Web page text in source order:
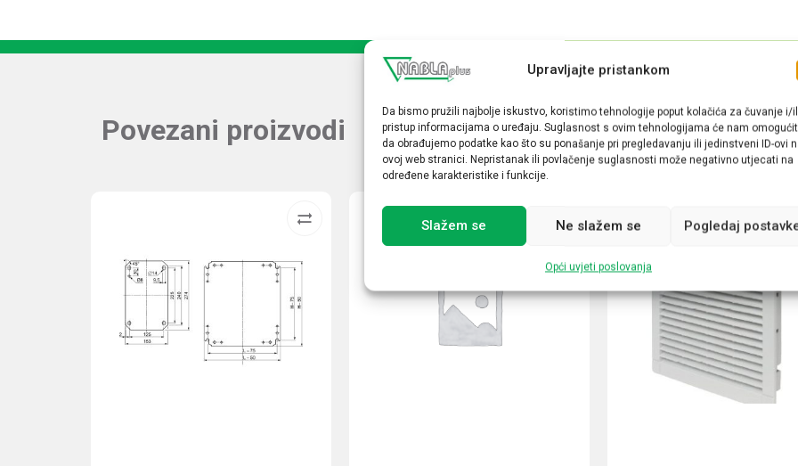
Upravljajte pristankom
Da bismo pružili najbolje iskustvo, koristimo tehnologije poput kolačića za čuvanje i/
pristup informacijama o uređaju. Suglasnost s ovim tehnologijama će nam
da obrađujemo podatke kao što su ponašanje pri pregledavanju ili jedinstveni ID-ovi
ovoj web stranici. Nepristanak ili povlačenje suglasnosti može negativno utjecati na
određene karakteristike i funkcije.
Slažem se Ne slažem se Pogledaj
Opći uvjeti poslovanja
Povezani proizvodi